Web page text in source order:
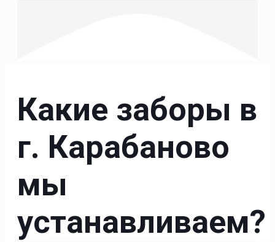
Какие заборы в
г. Карабаново
мы
устанавливаем?